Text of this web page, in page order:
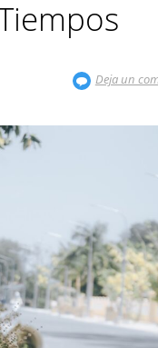
Deja un